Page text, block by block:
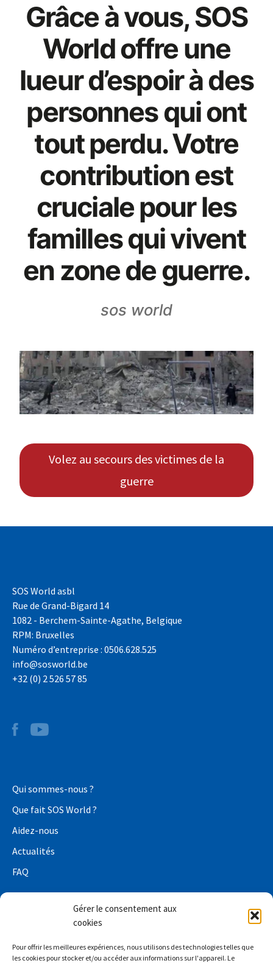
Gérer le consentement aux
cookies
Pour offrir les meilleures expériences, nous utilisons des technologies telles que
les cookies pour stocker et/ou accéder aux informations sur l'appareil. Le
Grâce à vous, SOS
World offre une
lueur d’espoir à des
personnes qui ont
tout perdu. Votre
contribution est
cruciale pour les
familles qui vivent
en zone de guerre.
sos world
Volez au secours des victimes de la
guerre
SOS World asbl
Rue de Grand-Bigard 14
1082 - Berchem-Sainte-Agathe, Belgique
RPM: Bruxelles
Numéro d’entreprise : 0506.628.525
info@sosworld.be
+32 (0) 2 526 57 85
Qui sommes-nous ?
Que fait SOS World ?
Aidez-nous
Actualités
FAQ
Déclaration de confidentialité relative à la collecte de